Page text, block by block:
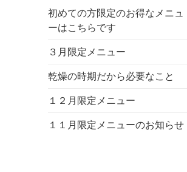
初めての方限定のお得なメニュ
ーはこちらです
３月限定メニュー
乾燥の時期だから必要なこと
１２月限定メニュー
１１月限定メニューのお知らせ